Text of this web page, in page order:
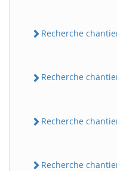
Recherche
Recherche
Recherche
Recherche